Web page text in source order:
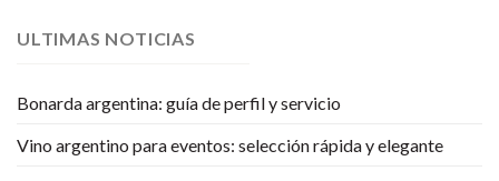
ULTIMAS NOTICIAS
Bonarda argentina: guía de perfil y servicio
Vino argentino para eventos: selección rápida y elegante